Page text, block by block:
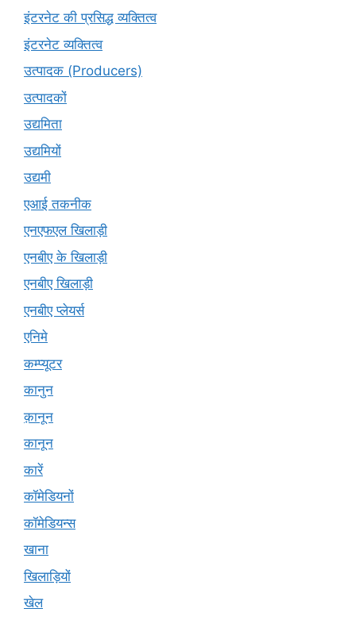
इंटरनेट की प्रसिद्ध व्यक्तित्व
इंटरनेट व्यक्तित्व
उत्पादक (Producers)
उत्पादकों
उद्यमिता
उद्यमियों
उद्यमी
एआई तकनीक
एनएफएल खिलाड़ी
एनबीए के खिलाड़ी
एनबीए खिलाड़ी
एनबीए प्लेयर्स
एनिमे
कम्प्यूटर
कानुन
क़ानून
कानून
कारें
कॉमेडियनों
कॉमेडियन्स
खाना
खिलाड़ियों
खेल